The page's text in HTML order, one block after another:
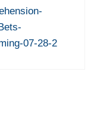
07-28-2